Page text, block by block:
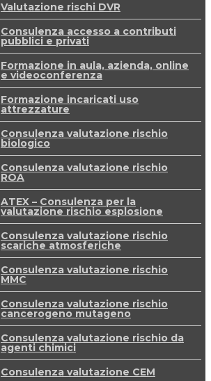
Valutazione rischi DVR
Consulenza accesso a contributi
pubblici e privati
Formazione in aula, azienda, online
e videoconferenza
Formazione incaricati uso
attrezzature
Consulenza valutazione rischio
biologico
Consulenza valutazione rischio
ROA
ATEX – Consulenza per la
valutazione rischio esplosione
Consulenza valutazione rischio
scariche atmosferiche
Consulenza valutazione rischio
MMC
Consulenza valutazione rischio
cancerogeno mutageno
Consulenza valutazione rischio da
agenti chimici
Consulenza valutazione CEM